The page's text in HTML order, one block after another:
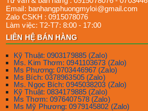
Email: banhangphuongmyloi@gmail.com
Zalo CSKH :0915078076
Làm việc: T2-T7: 8:00 - 17:00
LIÊN HỆ BÁN HÀNG
Kỹ Thuật: 0903179885 (Zalo)
Ms. Kim Thơm: 0941103673 (Zalo)
Ms Phương: 0703446967 (Zalo)
Ms Bích: 0378963505 (Zalo)
Ms. Ngọc Bích: 0945038203 (Zalo)
Kỹ Thuật: 0834179885 (Zalo)
Ms Thơm: 0976407578 (Zalo)
Ms Mỹ Phương: 0979145802 (Zalo)